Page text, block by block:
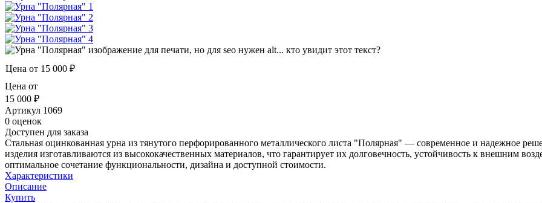
Цена от 15 000 ₽
Цена от
15 000 ₽
Артикул 1069
0 оценок
Доступен для заказа
Стальная оцинкованная урна из тянутого перфорированного металлического листа "Полярная" — современное и надежное
изделия изготавливаются из высококачественных материалов, что гарантирует их долговечность, устойчивость к внешним
оптимальное сочетание функциональности, дизайна и доступной стоимости.
Характеристики
Описание
Купить